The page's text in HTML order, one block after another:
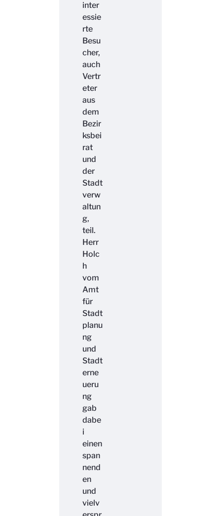
inter
essie
rte
Besu
cher,
auch
Vertr
eter
aus
dem
Bezir
ksbei
rat
und
der
Stadt
verw
altun
g,
teil.
Herr
Holc
h
vom
Amt
für
Stadt
planu
ng
und
Stadt
erne
ueru
ng
gab
dabe
i
einen
span
nend
en
und
vielv